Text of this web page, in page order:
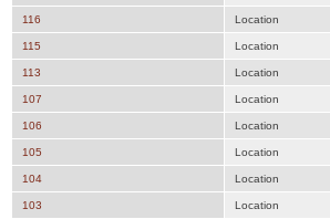
116 Location
115 Location
113 Location
107 Location
106 Location
105 Location
104 Location
103 Location